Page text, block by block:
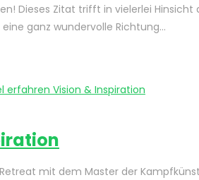
Dieses Zitat trifft in vielerlei
ganz wundervolle Richtung…
mit dem Master der